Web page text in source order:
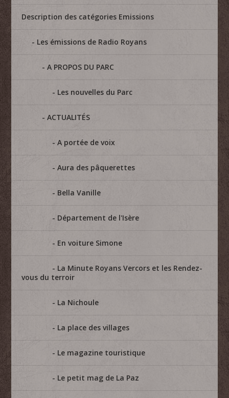
Description des catégories Emissions
Les émissions de Radio Royans
A PROPOS DU PARC
Les nouvelles du Parc
ACTUALITÉS
A portée de voix
Aura des pâquerettes
Bella Vanille
Département de l'Isère
En voiture Simone
La Minute Royans Vercors et les Rendez-
vous du terroir
La Nichoule
La place des villages
Le magazine touristique
Le petit mag de La Paz